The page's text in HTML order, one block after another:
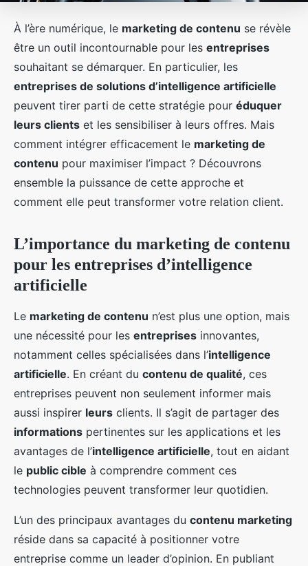
À l’ère numérique, le marketing de contenu se révèle
être un outil incontournable pour les entreprises
souhaitant se démarquer. En particulier, les
entreprises de solutions d’intelligence artificielle
peuvent tirer parti de cette stratégie pour éduquer
leurs clients et les sensibiliser à leurs offres. Mais
comment intégrer efficacement le marketing de
contenu pour maximiser l’impact ? Découvrons
ensemble la puissance de cette approche et
comment elle peut transformer votre relation client.
L’importance du marketing de contenu
pour les entreprises d’intelligence
artificielle
Le marketing de contenu n’est plus une option, mais
une nécessité pour les entreprises innovantes,
notamment celles spécialisées dans l’intelligence
artificielle. En créant du contenu de qualité, ces
entreprises peuvent non seulement informer mais
aussi inspirer leurs clients. Il s’agit de partager des
informations pertinentes sur les applications et les
avantages de l’intelligence artificielle, tout en aidant
le public cible à comprendre comment ces
technologies peuvent transformer leur quotidien.
L’un des principaux avantages du contenu marketing
réside dans sa capacité à positionner votre
entreprise comme un leader d’opinion. En publiant